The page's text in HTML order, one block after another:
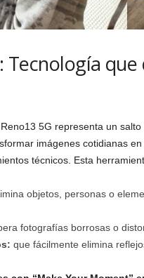
Tecnología
5G representa un
imágenes cotidianas
técnicos. Esta
objetos, personas o
fotografías borrosas o
que fácilmente elimina